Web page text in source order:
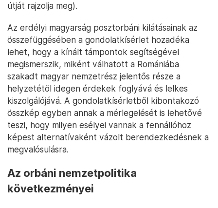
útját rajzolja meg).
Az erdélyi magyarság posztorbáni kilátásainak az
összefüggésében a gondolatkísérlet hozadéka
lehet, hogy a kínált támpontok segítségével
megismerszik, miként válhatott a Romániába
szakadt magyar nemzetrész jelentős része a
helyzetétől idegen érdekek foglyává és lelkes
kiszolgálójává. A gondolatkísérletből kibontakozó
összkép egyben annak a mérlegelését is lehetővé
teszi, hogy milyen esélyei vannak a fennállóhoz
képest alternatívaként vázolt berendezkedésnek a
megvalósulásra.
Az orbáni nemzetpolitika
következményei